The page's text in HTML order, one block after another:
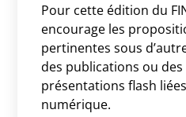
Pour cette édition du
encourage les
pertinentes sous
des publications ou des
présentations flash
numérique.